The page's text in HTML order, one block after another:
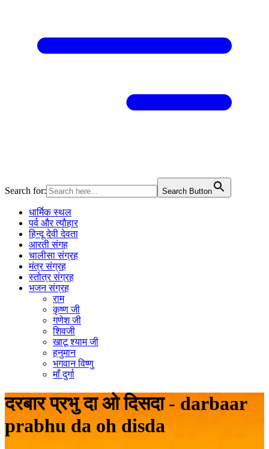
Search for: Search Button
धार्मिक स्थल
पर्व और त्यौहार
हिन्दू देवी देवता
आरती संगह
चालीसा संग्रह
मंत्र संग्रह
स्तोत्र संग्रह
भजन संग्रह
राम
कृष्ण जी
गणेश जी
शिवजी
खाटू श्याम जी
हनुमान
भगवान विष्णु
माँ दुर्गा
दरबार प्रभु दा ओ दिसदा - darbaar
prabhu da oh disda